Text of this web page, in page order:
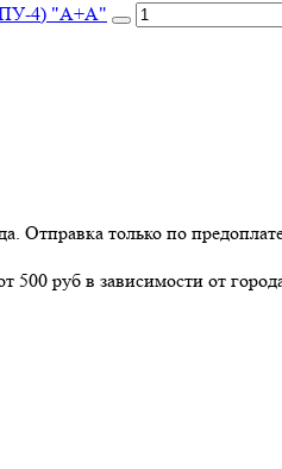
(ПУ-4) "А+А"
Отправка только по
руб в зависимости от